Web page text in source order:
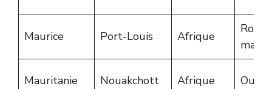
Maurice Port-Louis Afrique
Mauritanie Nouakchott Afrique